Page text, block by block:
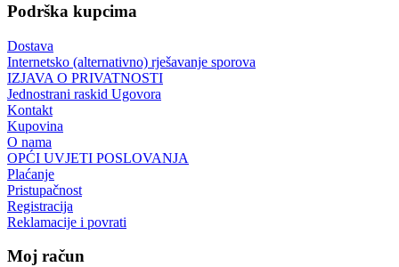
Podrška kupcima
Dostava
Internetsko (alternativno) rješavanje sporova
IZJAVA O PRIVATNOSTI
Jednostrani raskid Ugovora
Kontakt
Kupovina
O nama
OPĆI UVJETI POSLOVANJA
Plaćanje
Pristupačnost
Registracija
Reklamacije i povrati
Moj račun